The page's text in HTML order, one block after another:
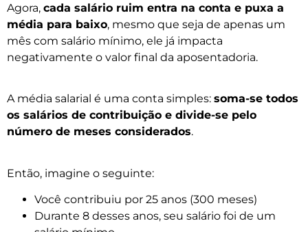
Agora, cada salário ruim entra na conta e puxa a
média para baixo, mesmo que seja de apenas um
mês com salário mínimo, ele já impacta
negativamente o valor final da aposentadoria.
A média salarial é uma conta simples: soma-se todos
os salários de contribuição e divide-se pelo
número de meses considerados.
Então, imagine o seguinte:
Você contribuiu por 25 anos (300 meses)
Durante 8 desses anos, seu salário foi de um